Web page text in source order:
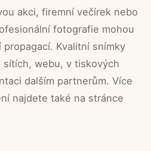
akci, firemní večírek nebo
fotografie mohou
Kvalitní snímky
webu, v tiskových
dalším partnerům. Více
najdete také na stránce